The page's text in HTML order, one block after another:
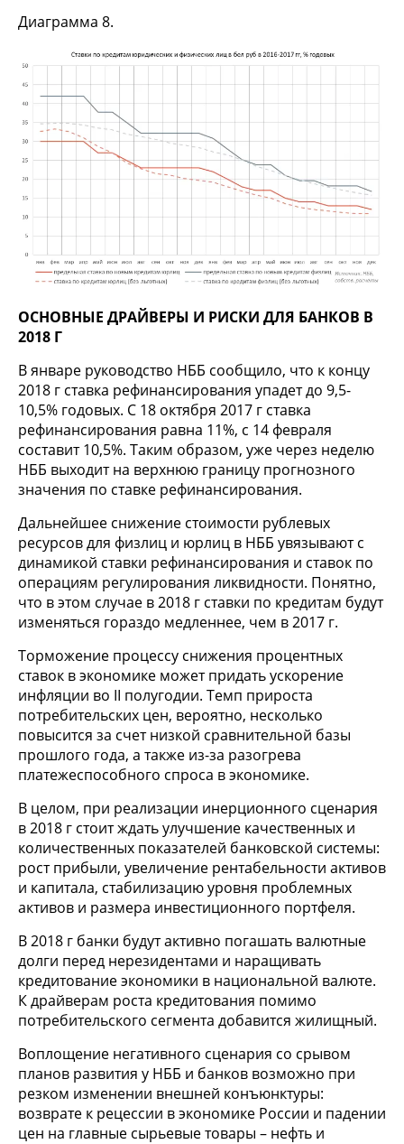
Диаграмма 8.
ОСНОВНЫЕ ДРАЙВЕРЫ И РИСКИ ДЛЯ БАНКОВ В
2018 Г
В январе руководство НББ сообщило, что к концу
2018 г ставка рефинансирования упадет до 9,5-
10,5% годовых. С 18 октября 2017 г ставка
рефинансирования равна 11%, с 14 февраля
составит 10,5%. Таким образом, уже через неделю
НББ выходит на верхнюю границу прогнозного
значения по ставке рефинансирования.
Дальнейшее снижение стоимости рублевых
ресурсов для физлиц и юрлиц в НББ увязывают с
динамикой ставки рефинансирования и ставок по
операциям регулирования ликвидности. Понятно,
что в этом случае в 2018 г ставки по кредитам будут
изменяться гораздо медленнее, чем в 2017 г.
Торможение процессу снижения процентных
ставок в экономике может придать ускорение
инфляции во II полугодии. Темп прироста
потребительских цен, вероятно, несколько
повысится за счет низкой сравнительной базы
прошлого года, а также из-за разогрева
платежеспособного спроса в экономике.
В целом, при реализации инерционного сценария
в 2018 г стоит ждать улучшение качественных и
количественных показателей банковской системы:
рост прибыли, увеличение рентабельности активов
и капитала, стабилизацию уровня проблемных
активов и размера инвестиционного портфеля.
В 2018 г банки будут активно погашать валютные
долги перед нерезидентами и наращивать
кредитование экономики в национальной валюте.
К драйверам роста кредитования помимо
потребительского сегмента добавится жилищный.
Воплощение негативного сценария со срывом
планов развития у НББ и банков возможно при
резком изменении внешней конъюнктуры:
возврате к рецессии в экономике России и падении
цен на главные сырьевые товары – нефть и